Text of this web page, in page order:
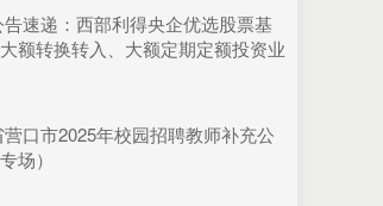
速递：西部利得央企优选股票基
额转换转入、大额定期定额投资业
口市2025年校园招聘教师补充公
场）